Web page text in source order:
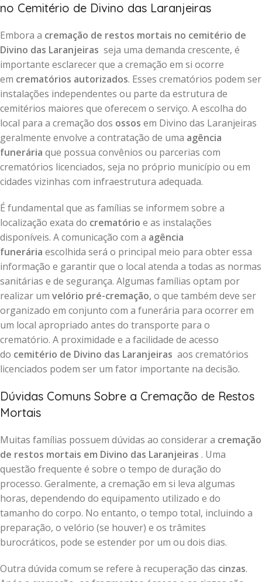
no Cemitério de Divino das Laranjeiras
Embora a cremação de restos mortais no cemitério de
Divino das Laranjeiras seja uma demanda crescente, é
importante esclarecer que a cremação em si ocorre
em crematórios autorizados. Esses crematórios podem ser
instalações independentes ou parte da estrutura de
cemitérios maiores que oferecem o serviço. A escolha do
local para a cremação dos ossos em Divino das Laranjeiras
geralmente envolve a contratação de uma agência
funerária que possua convênios ou parcerias com
crematórios licenciados, seja no próprio município ou em
cidades vizinhas com infraestrutura adequada.
É fundamental que as famílias se informem sobre a
localização exata do crematório e as instalações
disponíveis. A comunicação com a agência
funerária escolhida será o principal meio para obter essa
informação e garantir que o local atenda a todas as normas
sanitárias e de segurança. Algumas famílias optam por
realizar um velório pré-cremação, o que também deve ser
organizado em conjunto com a funerária para ocorrer em
um local apropriado antes do transporte para o
crematório. A proximidade e a facilidade de acesso
do cemitério de Divino das Laranjeiras aos crematórios
licenciados podem ser um fator importante na decisão.
Dúvidas Comuns Sobre a Cremação de Restos
Mortais
Muitas famílias possuem dúvidas ao considerar a cremação
de restos mortais em Divino das Laranjeiras . Uma
questão frequente é sobre o tempo de duração do
processo. Geralmente, a cremação em si leva algumas
horas, dependendo do equipamento utilizado e do
tamanho do corpo. No entanto, o tempo total, incluindo a
preparação, o velório (se houver) e os trâmites
burocráticos, pode se estender por um ou dois dias.
Outra dúvida comum se refere à recuperação das cinzas.